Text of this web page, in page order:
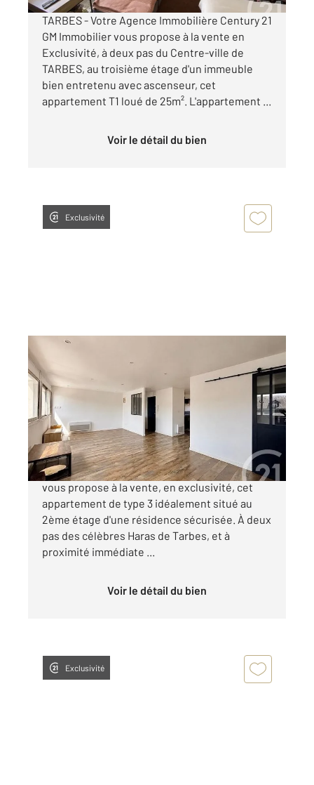
TARBES - Votre Agence Immobilière Century 21
GM Immobilier vous propose à la vente en
Exclusivité, à deux pas du Centre-ville de
TARBES, au troisième étage d'un immeuble
bien entretenu avec ascenseur, cet
appartement T1 loué de 25m². L'appartement ...
Voir le détail du bien
Exclusivité
66,91 m
Ref : 3343
Appartement T3 à vendre
112 000 €
Votre agence Century 21 GM Immobilier Tarbes
vous propose à la vente, en exclusivité, cet
appartement de type 3 idéalement situé au
2ème étage d'une résidence sécurisée. À deux
pas des célèbres Haras de Tarbes, et à
proximité immédiate ...
Voir le détail du bien
Exclusivité